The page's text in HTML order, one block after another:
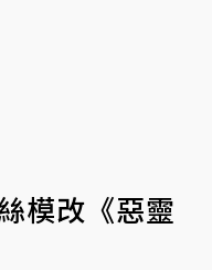
模改《惡靈